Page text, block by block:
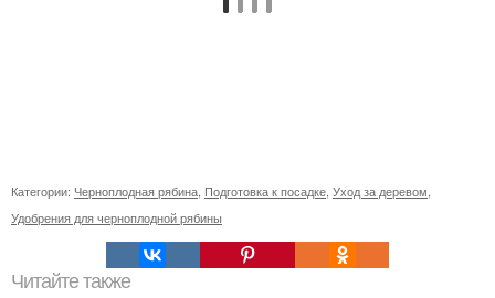
Категории: Черноплодная рябина, Подготовка к посадке, Уход за деревом,
Удобрения для черноплодной рябины
Читайте также